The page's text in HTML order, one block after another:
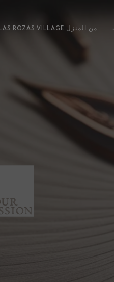
LAS ROZAS VILLAGE من المنزل